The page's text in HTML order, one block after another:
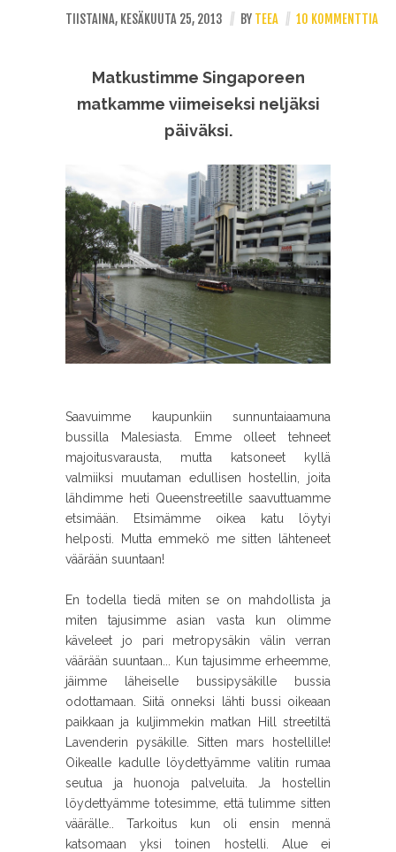
TIISTAINA, KESÄKUUTA 25, 2013 // BY TEEA // 10 KOMMENTTIA
Matkustimme Singaporeen
matkamme viimeiseksi neljäksi
päiväksi.
Saavuimme kaupunkiin sunnuntaiaamuna
bussilla Malesiasta. Emme olleet tehneet
majoitusvarausta, mutta katsoneet kyllä
valmiiksi muutaman edullisen hostellin, joita
lähdimme heti Queenstreetille saavuttuamme
etsimään. Etsimämme oikea katu löytyi
helposti. Mutta emmekö me sitten lähteneet
väärään suuntaan!
En todella tiedä miten se on mahdollista ja
miten tajusimme asian vasta kun olimme
käveleet jo pari metropysäkin välin verran
väärään suuntaan... Kun tajusimme erheemme,
jäimme läheiselle bussipysäkille bussia
odottamaan. Siitä onneksi lähti bussi oikeaan
paikkaan ja kuljimmekin matkan Hill streetiltä
Lavenderin pysäkille. Sitten mars hostellille!
Oikealle kadulle löydettyämme valitin rumaa
seutua ja huonoja palveluita. Ja hostellin
löydettyämme totesimme, että tulimme sitten
väärälle.. Tarkoitus kun oli ensin mennä
katsomaan yksi toinen hostelli. Alue ei